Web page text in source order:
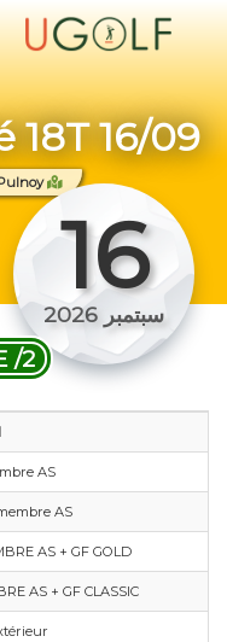
18T 16/09
UGOLF Grand Nancy-Pulnoy
16
سبتمبر 2026
/2
AS
AS
AS + GF GOLD
AS + GF CLASSIC